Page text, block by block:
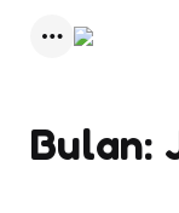
Bulan: